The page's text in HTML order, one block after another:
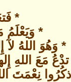
*
* وَيَعْلَمُ
* وَهُوَ اللهُ
تدْعُ مَعَ اللهِ
اذكُرُوا